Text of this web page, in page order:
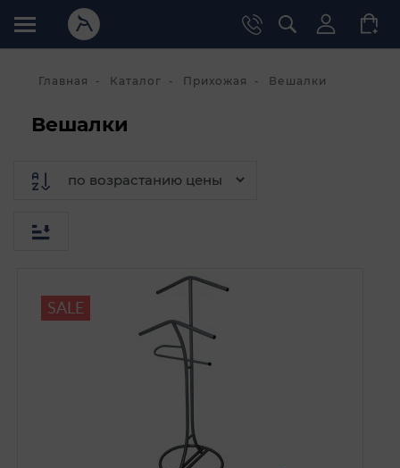
Главная Каталог Прихожая Вешалки
Вешалки
SALE